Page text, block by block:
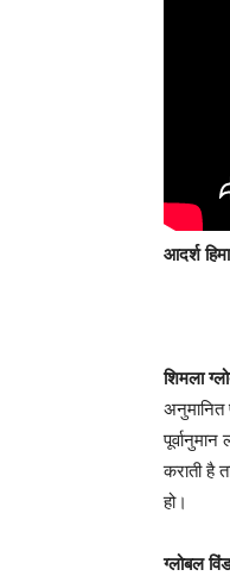
आदर्श
शिमला
अनुमानित
कराती है
हो।
ग्लोबल